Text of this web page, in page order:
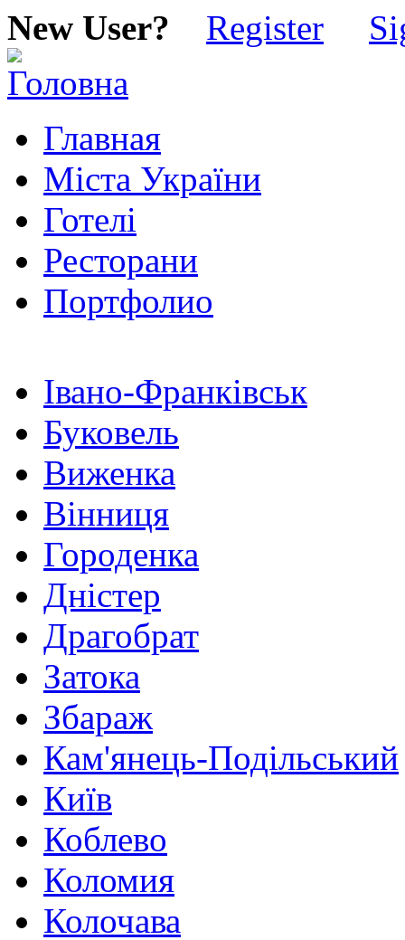
New User? Register
Главная
Міста України
Готелі
Ресторани
Портфолио
Івано-Франківськ
Буковель
Виженка
Вінниця
Городенка
Дністер
Драгобрат
Затока
Збараж
Кам'янець-Подільський
Київ
Коблево
Коломия
Колочава